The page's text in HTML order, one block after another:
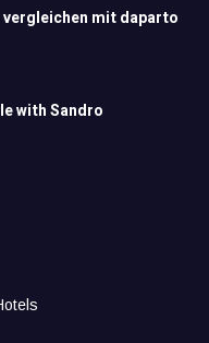
mit daparto
with Sandro